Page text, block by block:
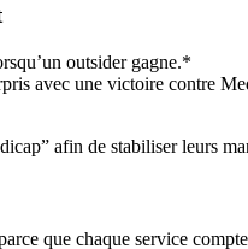
outsider gagne.*
avec une victoire contre
afin de stabiliser leurs
que chaque service